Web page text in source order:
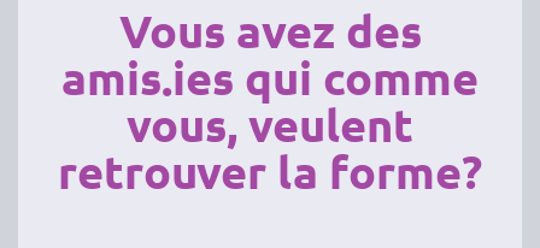
Vous avez des
amis.ies qui comme
vous, veulent
retrouver la forme?